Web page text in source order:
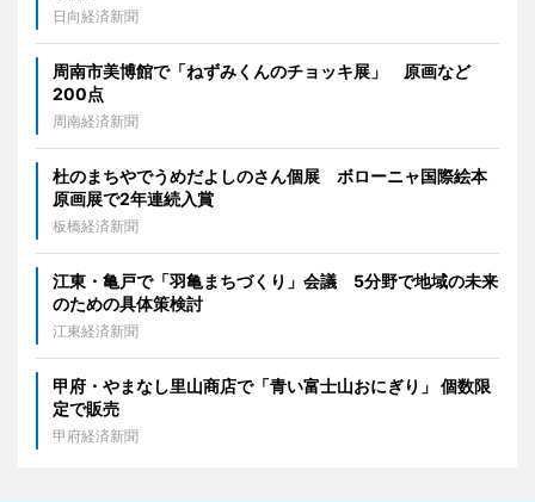
日向経済新聞
周南市美博館で「ねずみくんのチョッキ展」 原画など
200点
周南経済新聞
杜のまちやでうめだよしのさん個展 ボローニャ国際絵本
原画展で2年連続入賞
板橋経済新聞
江東・亀戸で「羽亀まちづくり」会議 5分野で地域の未来
のための具体策検討
江東経済新聞
甲府・やまなし里山商店で「青い富士山おにぎり」 個数限
定で販売
甲府経済新聞